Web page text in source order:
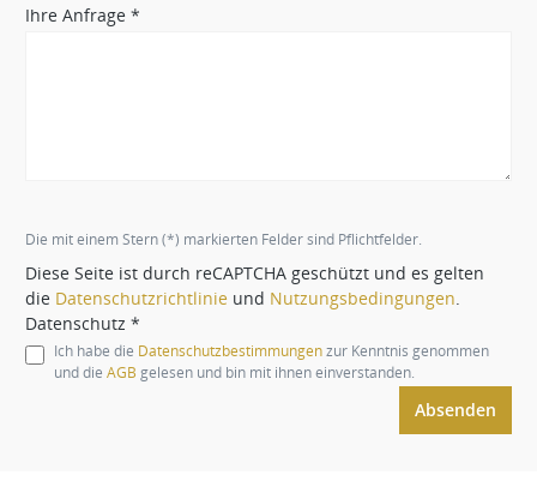
Ihre Anfrage *
Die mit einem Stern (*) markierten Felder sind Pflichtfelder.
Diese Seite ist durch reCAPTCHA geschützt und es gelten
die Datenschutzrichtlinie und Nutzungsbedingungen
Datenschutz *
Ich habe die Datenschutzbestimmungenzur Kenntnis genommen
und die AGB gelesen und bin mit ihnen einverstanden.
Absenden